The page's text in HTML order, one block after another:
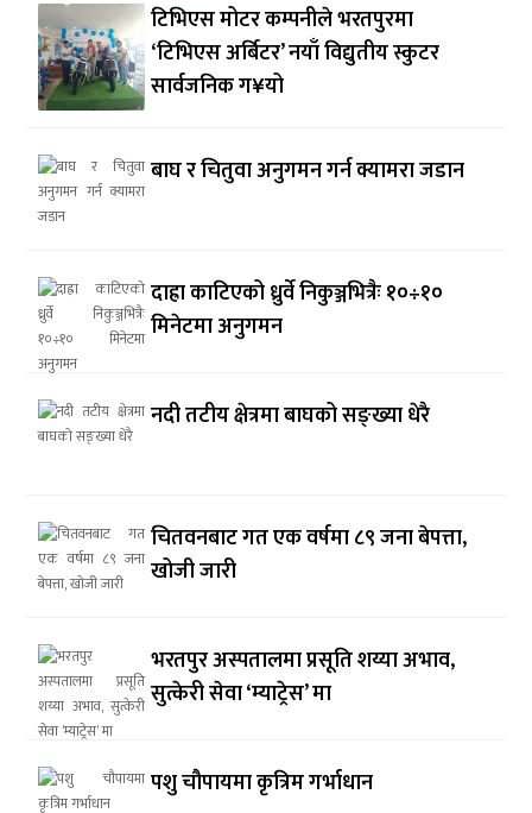
टिभिएस मोटर कम्पनीले भरतपुरमा
‘टिभिएस अर्बिटर’ नयाँ विद्युतीय स्कुटर
सार्वजनिक ग¥यो
बाघ र चितुवा अनुगमन गर्न क्यामरा जडान
दाह्रा काटिएको ध्रुर्वे निकुञ्जभित्रैः १०÷१०
मिनेटमा अनुगमन
नदी तटीय क्षेत्रमा बाघको सङ्ख्या धेरै
चितवनबाट गत एक वर्षमा ८९ जना बेपत्ता,
खोजी जारी
भरतपुर अस्पतालमा प्रसूति शय्या अभाव,
सुत्केरी सेवा ‘म्याट्रेस’ मा
पशु चौपायमा कृत्रिम गर्भाधान